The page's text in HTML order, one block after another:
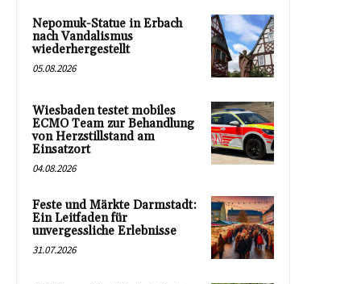
Nepomuk-Statue in Erbach
nach Vandalismus
wiederhergestellt
05.08.2026
Wiesbaden testet mobiles
ECMO Team zur Behandlung
von Herzstillstand am
Einsatzort
04.08.2026
Feste und Märkte Darmstadt:
Ein Leitfaden für
unvergessliche Erlebnisse
31.07.2026